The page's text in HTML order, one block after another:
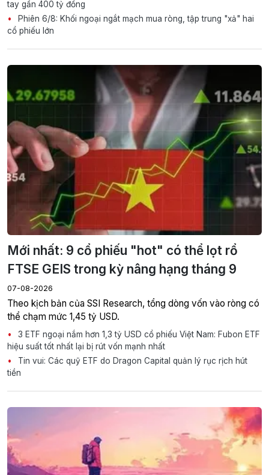
tay gần 400 tỷ đồng
Phiên 6/8: Khối ngoại ngắt mạch mua ròng, tập trung "xả" hai
cổ phiếu lớn
Mới nhất: 9 cổ phiếu "hot" có thể lọt rổ
FTSE GEIS trong kỳ nâng hạng tháng 9
07-08-2026
Theo kịch bản của SSI Research, tổng dòng vốn vào ròng có
thể chạm mức 1,45 tỷ USD.
3 ETF ngoại nắm hơn 1,3 tỷ USD cổ phiếu Việt Nam: Fubon ETF
hiệu suất tốt nhất lại bị rút vốn mạnh nhất
Tin vui: Các quỹ ETF do Dragon Capital quản lý rục rịch hút
tiền